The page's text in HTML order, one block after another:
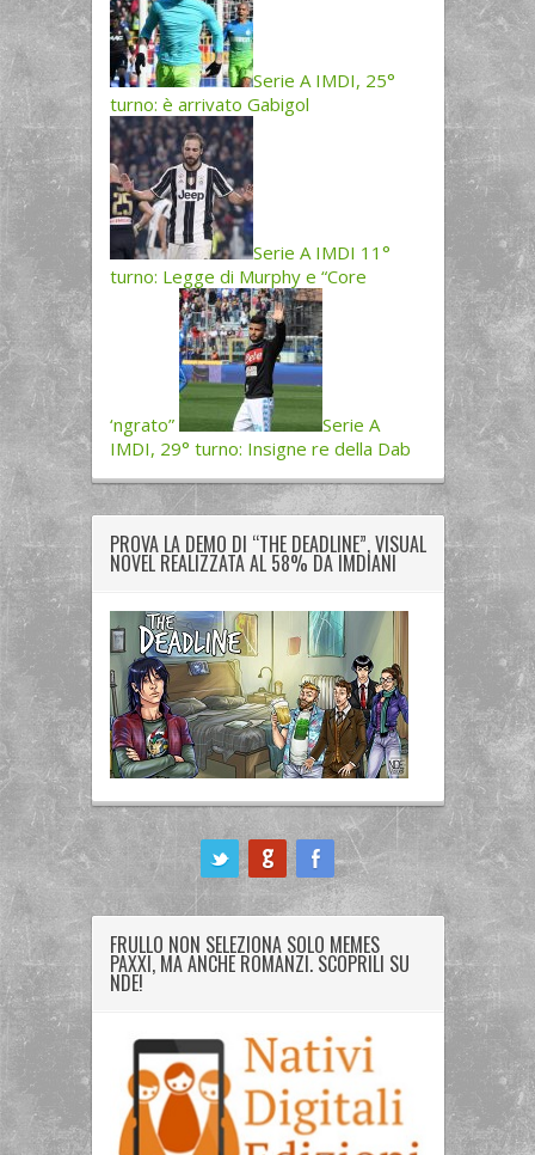
Serie A IMDI, 25°
turno: è arrivato Gabigol
Serie A IMDI 11°
turno: Legge di Murphy e “Core
‘ngrato”
Serie A
IMDI, 29° turno: Insigne re della Dab
PROVA LA DEMO DI “THE DEADLINE”, VISUAL
NOVEL REALIZZATA AL 58% DA IMDIANI
FRULLO NON SELEZIONA SOLO MEMES
PAXXI, MA ANCHE ROMANZI. SCOPRILI SU
NDE!